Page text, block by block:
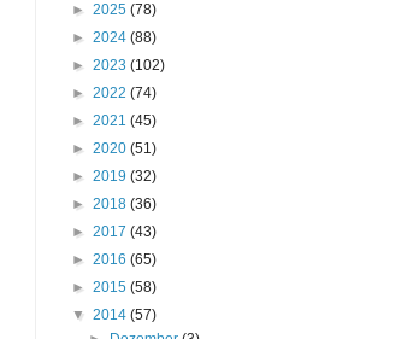
► 2025 (78)
► 2024 (88)
► 2023 (102)
► 2022 (74)
► 2021 (45)
► 2020 (51)
► 2019 (32)
► 2018 (36)
► 2017 (43)
► 2016 (65)
► 2015 (58)
▼ 2014 (57)